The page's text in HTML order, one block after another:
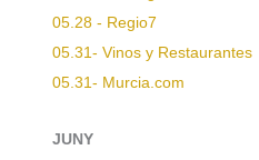
05.28 - Regio7
05.31- Vinos y Restaurantes
05.31- Murcia.com
JUNY